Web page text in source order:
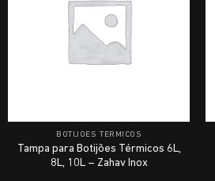
BOTIJÕES TÉRMICOS
Tampa para Botijões Térmicos 6L,
8L, 10L – Zahav Inox